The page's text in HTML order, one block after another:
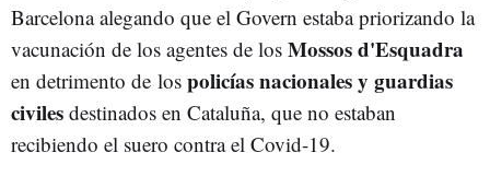
Barcelona alegando que el Govern estaba priorizando la
vacunación de los agentes de los Mossos d'Esquadra
en detrimento de los policías nacionales y guardias
civiles destinados en Cataluña, que no estaban
recibiendo el suero contra el Covid-19.